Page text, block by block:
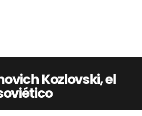
Kozlovski, el